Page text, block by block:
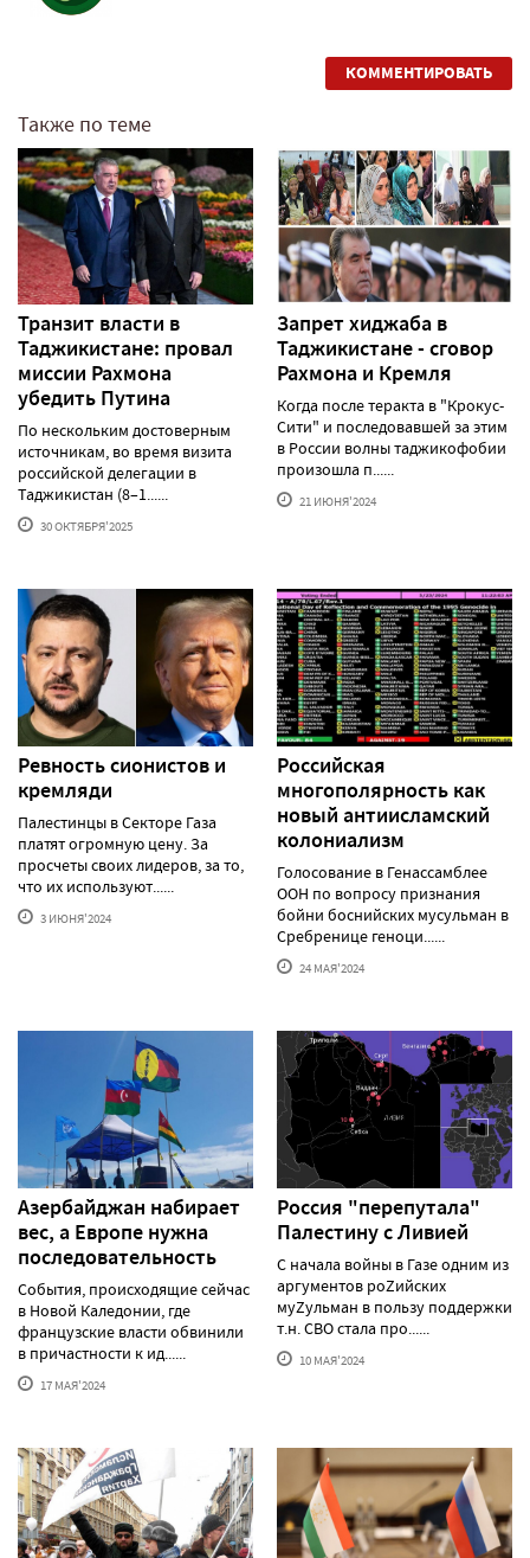
КОММЕНТИРОВАТЬ
Также по теме
Транзит власти в
Таджикистане: провал
миссии Рахмона
убедить Путина
По нескольким достоверным
источникам, во время визита
российской делегации в
Таджикистан (8–1......
30 ОКТЯБРЯ'2025
Запрет хиджаба в
Таджикистане - сговор
Рахмона и Кремля
Когда после теракта в "Крокус-
Сити" и последовавшей за этим
в России волны таджикофобии
произошла п......
21 ИЮНЯ'2024
Ревность сионистов и
кремляди
Палестинцы в Секторе Газа
платят огромную цену. За
просчеты своих лидеров, за то,
что их используют......
3 ИЮНЯ'2024
Российская
многополярность как
новый антиисламский
колониализм
Голосование в Генассамблее
ООН по вопросу признания
бойни боснийских мусульман в
Сребренице геноци......
24 МАЯ'2024
Азербайджан набирает
вес, а Европе нужна
последовательность
События, происходящие сейчас
в Новой Каледонии, где
французские власти обвинили
в причастности к ид......
17 МАЯ'2024
Россия "перепутала"
Палестину с Ливией
С начала войны в Газе одним из
аргументов роZийских
муZульман в пользу поддержки
т.н. СВО стала про......
10 МАЯ'2024